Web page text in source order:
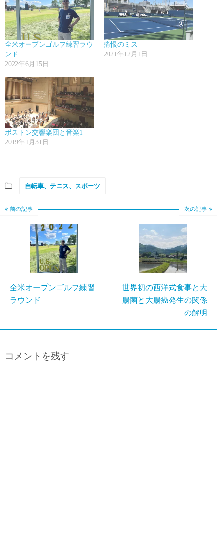
全米オープンゴルフ練習ラウ
ンド
2022年6月15日
痛恨のミス
2021年12月1日
ボストン交響楽団と音楽1
2019年1月31日
自転車、テニス、スポーツ
前の記事
全米オープンゴルフ練習
ラウンド
次の記事
世界初の西洋式食事と大
腸菌と大腸癌発生の関係
の解明
コメントを残す